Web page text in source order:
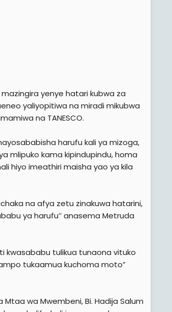
yenye hatari kubwa za
yaliyopitiwa na miradi mikubwa
na TANESCO.
harufu kali ya mizoga,
mlipuko kama kipindupindu, homa
hiyo imeathiri maisha yao ya kila
na afya zetu zinakuwa hatarini,
ya harufu’’ anasema Metruda
kwasababu tulikua tunaona vituko
tukaamua kuchoma moto”
wa Mwembeni, Bi. Hadija Salum